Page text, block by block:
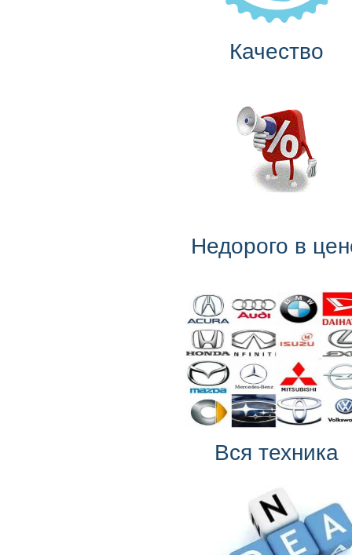
Качество
Недорого в
Вся техника